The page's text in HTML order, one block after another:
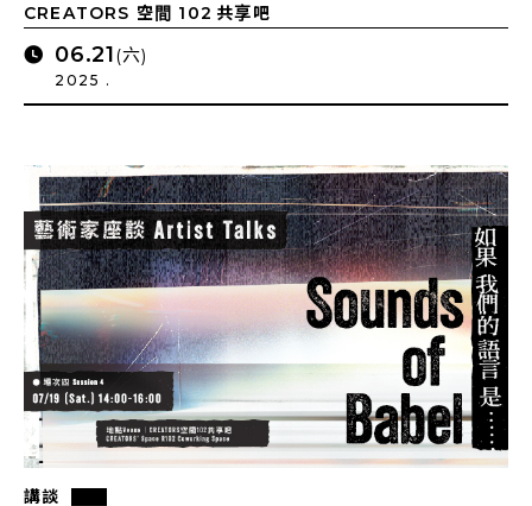
CREATORS 空間 102 共享吧
06.21(六)
2025 .
講談